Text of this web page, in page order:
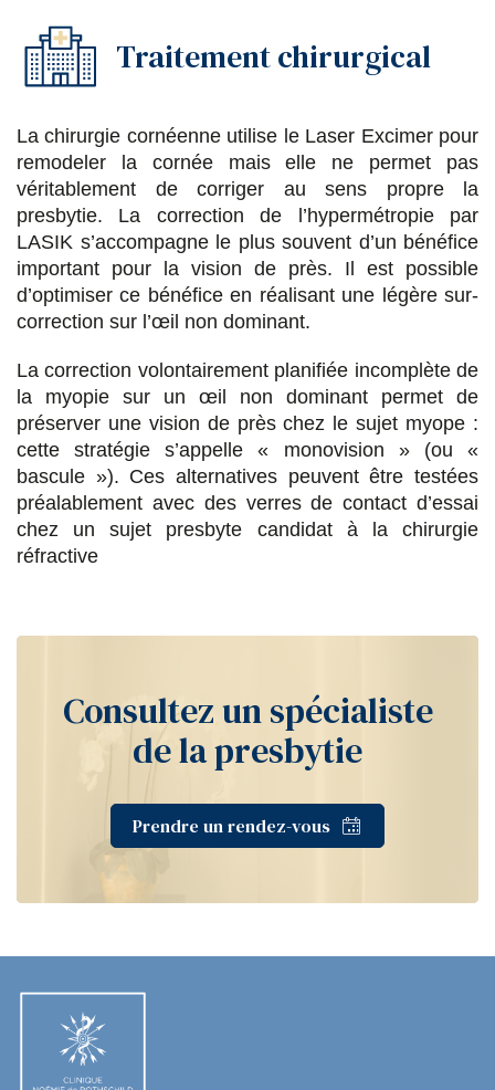
Traitement chirurgical
La chirurgie cornéenne utilise le Laser Excimer pour
remodeler la cornée mais elle ne permet pas
véritablement de corriger au sens propre la
presbytie. La correction de l’hypermétropie par
LASIK s’accompagne le plus souvent d’un bénéfice
important pour la vision de près. Il est possible
d’optimiser ce bénéfice en réalisant une légère sur-
correction sur l’œil non dominant.
La correction volontairement planifiée incomplète de
la myopie sur un œil non dominant permet de
préserver une vision de près chez le sujet myope :
cette stratégie s’appelle « monovision » (ou «
bascule »). Ces alternatives peuvent être testées
préalablement avec des verres de contact d’essai
chez un sujet presbyte candidat à la chirurgie
réfractive
Consultez un spécialiste
de la presbytie
Prendre un rendez-vous